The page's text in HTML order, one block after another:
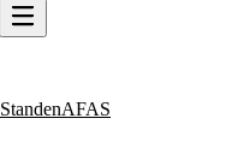
StandenAFAS